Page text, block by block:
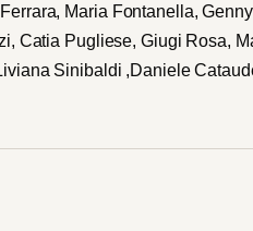
Maria Fontanella,
Catia Pugliese, Giugi Rosa,
Sinibaldi ,Daniele